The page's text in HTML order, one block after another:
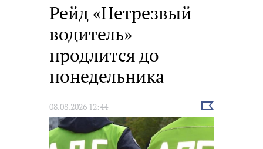
Рейд «Нетрезвый
водитель»
продлится до
понедельника
08.08.2026 12:44
Выбрать
новость